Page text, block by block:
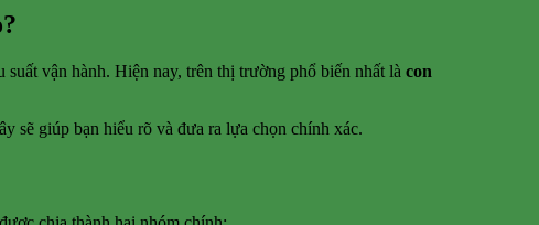
vận hành. Hiện nay, trên thị trường phổ biến nhất là con
sẽ giúp bạn hiểu rõ và đưa ra lựa chọn chính xác.